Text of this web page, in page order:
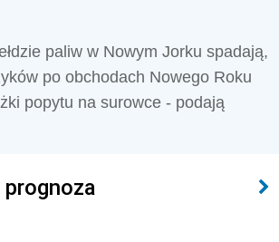
paliw w Nowym Jorku spadają,
po obchodach Nowego Roku
popytu na surowce - podają